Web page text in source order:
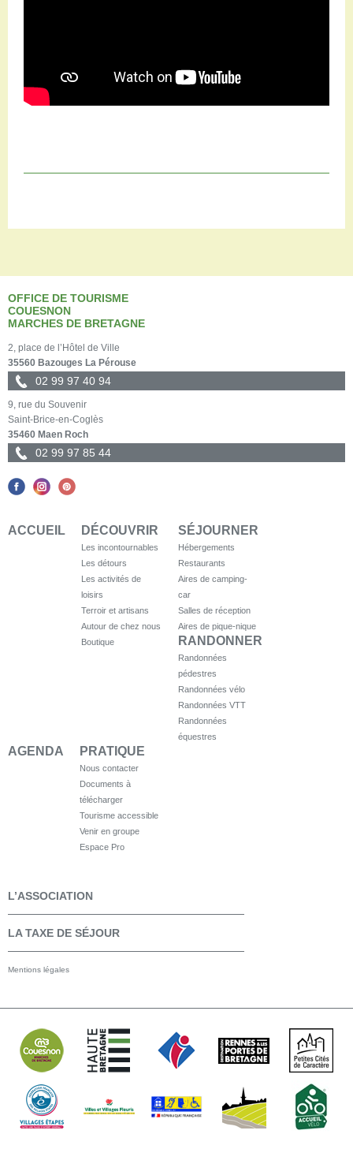
OFFICE DE TOURISME
COUESNON
MARCHES DE BRETAGNE
2, place de l’Hôtel de Ville
35560 Bazouges La Pérouse
02 99 97 40 94
9, rue du Souvenir
Saint-Brice-en-Coglès
35460 Maen Roch
02 99 97 85 44
ACCUEIL DÉCOUVRIR
Les incontournables
Les détours
Les activités de
loisirs
Terroir et artisans
Autour de chez nous
Boutique
SÉJOURNER
Hébergements
Restaurants
Aires de camping-
car
Salles de réception
Aires de pique-nique
RANDONNER
Randonnées
pédestres
Randonnées vélo
Randonnées VTT
Randonnées
équestres
AGENDA PRATIQUE
Nous contacter
Documents à
télécharger
Tourisme accessible
Venir en groupe
Espace Pro
L’ASSOCIATION
LA TAXE DE SÉJOUR
Mentions légales